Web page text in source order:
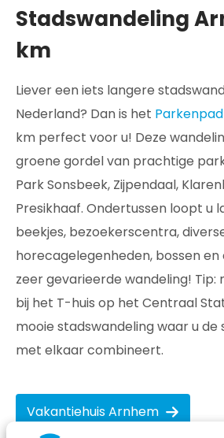
Stadswandeling
km
Liever een iets langere
Nederland? Dan is het Parkenpad
km perfect voor u! Deze
groene gordel van prachtige
Park Sonsbeek, Zijpendaal,
Presikhaaf. Ondertussen loopt u
beekjes, bezoekerscentra,
horecagelegenheden, bossen en
zeer gevarieerde wandeling! Tip:
bij het T-huis op het Centraal
mooie stadswandeling waar u de
met elkaar combineert.
Vakantiehuis Arnhem